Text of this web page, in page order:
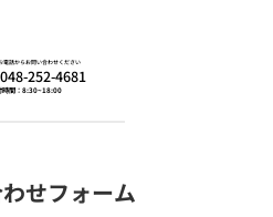
電話からお問い合わせください
048-252-4681
時間：8:30~18:00
せフォーム